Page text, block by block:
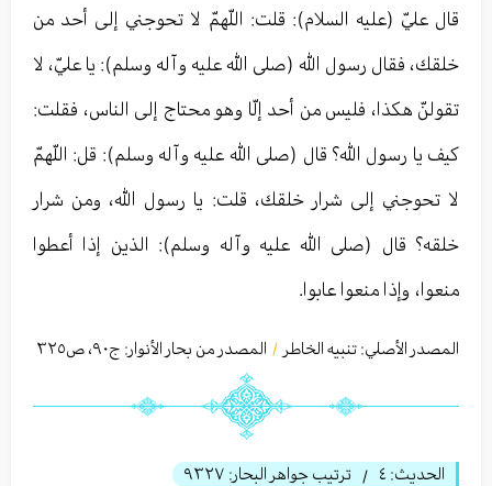
قال عليّ (عليه السلام): قلت: اللّهمّ لا تحوجني إلى أحد من
خلقك، فقال رسول الله (صلى الله عليه وآله وسلم): يا عليّ، لا
تقولنّ هكذا، فليس من أحد إلّا وهو محتاج إلى الناس، فقلت:
كيف يا رسول الله؟ قال (صلى الله عليه وآله وسلم): قل: اللّهمّ
لا تحوجني إلى شرار خلقك، قلت: يا رسول الله، ومن شرار
خلقه؟ قال (صلى الله عليه وآله وسلم): الذين إذا أعطوا
منعوا، وإذا منعوا عابوا.
المصدر الأصلي: تنبيه الخاطر / المصدر من بحار الأنوار: ج٩٠، ص٣٢٥
الحديث: ٤ / ترتيب جواهر البحار: ٩٣٢٧